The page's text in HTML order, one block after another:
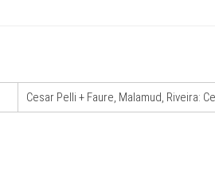
dieci
09
-
CONCORSI
Un masterplan per